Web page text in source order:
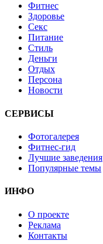
Фитнес
Здоровье
Секс
Питание
Стиль
Деньги
Отдых
Персона
Новости
СЕРВИСЫ
Фотогалерея
Фитнес-гид
Лучшие заведения
Популярные темы
ИНФО
О проекте
Реклама
Контакты